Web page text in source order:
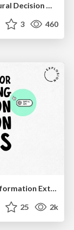
Technical Leadership for Architectural Decision Making
3 460
Practical Tips for Bootstrapping Information Extraction Pipelines
25 2k